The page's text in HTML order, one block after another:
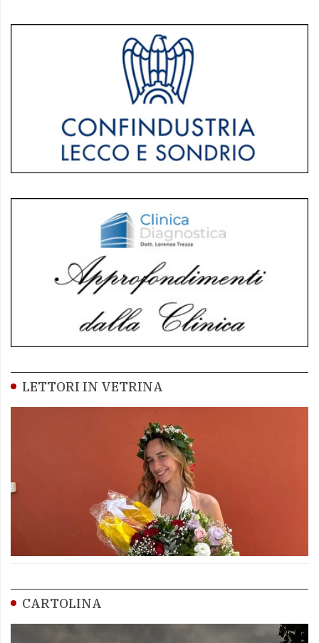
LETTORI IN VETRINA
CARTOLINA